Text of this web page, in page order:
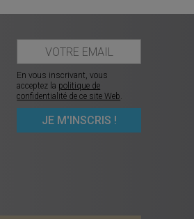
En vous inscrivant, vous
acceptez la politique de
confidentialité de ce site Web.